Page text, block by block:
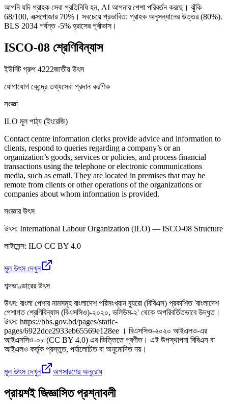
আপনি যদি গ্রাহক সেবা প্রতিনিধি হন, AI আপনার পেশা পরিবর্তন করছে। ঝুঁকি
68/100, এক্সপোজার 70%। সবচেয়ে প্রভাবিত: গ্রাহক অনুসন্ধানের উত্তর (80%).
BLS 2034 পর্যন্ত -5% হ্রাসের পূর্বাভাস।
ISCO-08 শ্রেণিবিন্যাস
ইউনিট গ্রুপ 4222জাতীয় উৎস
যোগাযোগ কেন্দ্রে তথ্যসেবা প্রদান করণিক
সংজ্ঞা
ILO মূল পাঠ্য (ইংরেজি)
Contact centre information clerks provide advice and information to
clients, respond to queries regarding a company’s or an
organization’s goods, services or policies, and process financial
transactions using the telephone or electronic communications
media, such as email. They are located in premises that may be
remote from clients or other operations of the organizations or
companies about whom information is provided.
সংজ্ঞার উৎস
উৎস: International Labour Organization (ILO) — ISCO-08 Structure
লাইসেন্স: ILO CC BY 4.0
মূল উৎস দেখুন
শব্দভাণ্ডারের উৎস
উৎস: বাংলা পেশার নামসমূহ বাংলাদেশ পরিসংখ্যান ব্যুরো (বিবিএস) প্রকাশিত 'বাংলাদেশ
পেশাগত শ্রেণিবিন্যাস (বিএসসিও)-২০২০, ভলিউম-২' থেকে অপরিবর্তিতভাবে উদ্ধৃত।
উৎস: https://bbs.gov.bd/pages/static-
pages/6922dce2933eb65569e128ee । বিএসসিও-২০২০ আইএলও-এর
আইএসসিও-০৮ (CC BY 4.0) এর ভিত্তিতে প্রণীত। এই উপস্থাপনা বিবিএস বা
আইএলও কর্তৃক প্রস্তুত, পর্যালোচিত বা অনুমোদিত নয়।
মূল উৎস দেখুন অপসারণের অনুরোধ
প্রায়শই জিজ্ঞাসিত প্রশ্নাবলী